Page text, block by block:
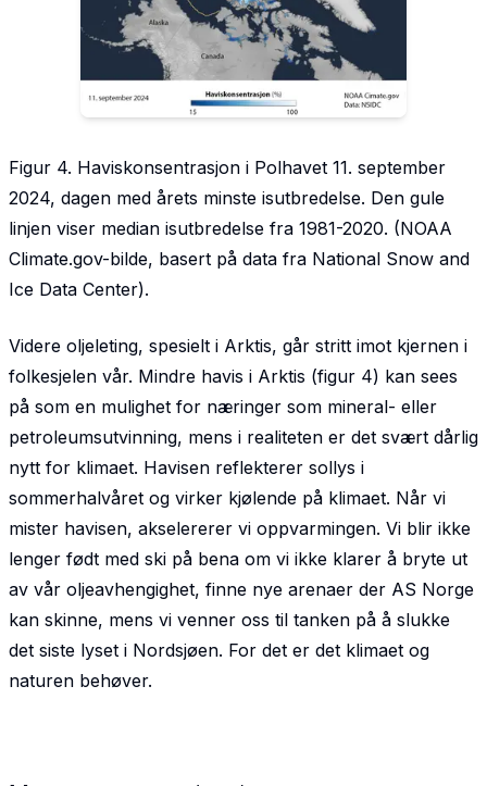
Figur 4. Haviskonsentrasjon i Polhavet 11. september
2024, dagen med årets minste isutbredelse. Den gule
linjen viser median isutbredelse fra 1981-2020. (NOAA
Climate.gov-bilde, basert på data fra National Snow and
Ice Data Center).
Videre oljeleting, spesielt i Arktis, går stritt imot kjernen i
folkesjelen vår. Mindre havis i Arktis (figur 4) kan sees
på som en mulighet for næringer som mineral- eller
petroleumsutvinning, mens i realiteten er det svært dårlig
nytt for klimaet. Havisen reflekterer sollys i
sommerhalvåret og virker kjølende på klimaet. Når vi
mister havisen, akselererer vi oppvarmingen. Vi blir ikke
lenger født med ski på bena om vi ikke klarer å bryte ut
av vår oljeavhengighet, finne nye arenaer der AS Norge
kan skinne, mens vi venner oss til tanken på å slukke
det siste lyset i Nordsjøen. For det er det klimaet og
naturen behøver.